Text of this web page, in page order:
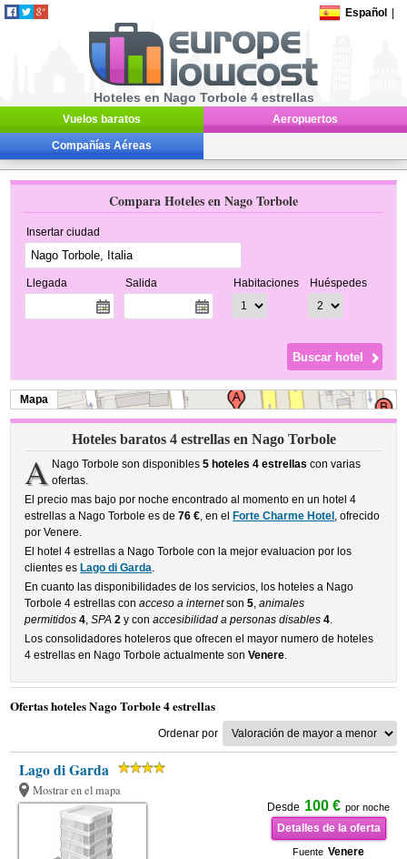
Español
Hoteles en Nago Torbole 4 estrellas
Vuelos baratos Aeropuertos
Compañías Aéreas
Compara Hoteles en Nago Torbole
Insertar ciudad
Llegada Salida Habitaciones Huéspedes
Mapa
Hoteles baratos 4 estrellas en Nago Torbole
A Nago Torbole son disponibles 5 hoteles 4 estrellas con varias
ofertas.
El precio mas bajo por noche encontrado al momento en un hotel 4
estrellas a Nago Torbole es de76 €, en el Forte Charme Hotel , ofrecido
por Venere.
El hotel 4 estrellas a Nago Torbole con la mejor evaluacion por los
clientes es Lago di Garda.
En cuanto las disponibilidades de los servicios, los hoteles a Nago
Torbole 4 estrellas conacceso a internetson5,animales
permitidos 4,SPA 2 y conaccesibilidad a personas disables 4.
Los consolidadores hoteleros que ofrecen el mayor numero de hoteles
4 estrellas en Nago Torbole actualmente sonVenere.
Ofertas hoteles Nago Torbole 4 estrellas
Ordenar por
Lago di Garda
Mostrar en el mapa
Desde 100 € por noche
Detalles de la oferta
Fuente Venere